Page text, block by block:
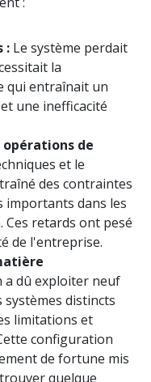
: Le système perdait
la
qui entraînait un
une inefficacité
de
et le
des contraintes
importants dans les
retards ont pesé
de l'entreprise.
a dû exploiter neuf
distincts
limitations et
configuration
de fortune mis
quelque